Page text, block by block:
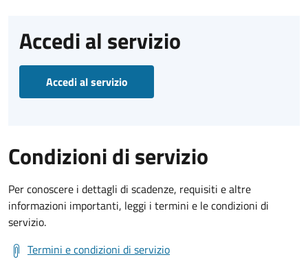
Accedi al servizio
Accedi al servizio
Condizioni di servizio
Per conoscere i dettagli di scadenze, requisiti e altre
informazioni importanti, leggi i termini e le condizioni di
servizio.
Termini e condizioni di servizio